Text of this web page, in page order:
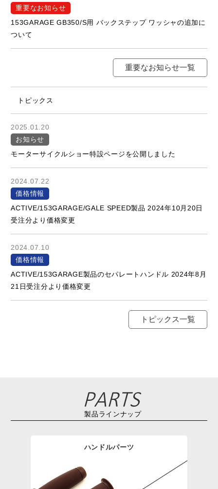
重要なお知らせ
153GARAGE GB350/S用 バックステップ ワッシャの追加に
ついて
重要なお知らせ一覧
トピックス
2025.01.20
お知らせ
モーターサイクルショー特設ページを公開しました
2024.07.22
価格情報
ACTIVE/153GARAGE/GALE SPEED製品 2024年10月20日
受注分より価格変更
2024.07.10
価格情報
ACTIVE/153GARAGE製品のセパレートハンドル 2024年8月
21日受注分より価格変更
トピックス一覧
製品ラインナップ
ハンドルパーツ